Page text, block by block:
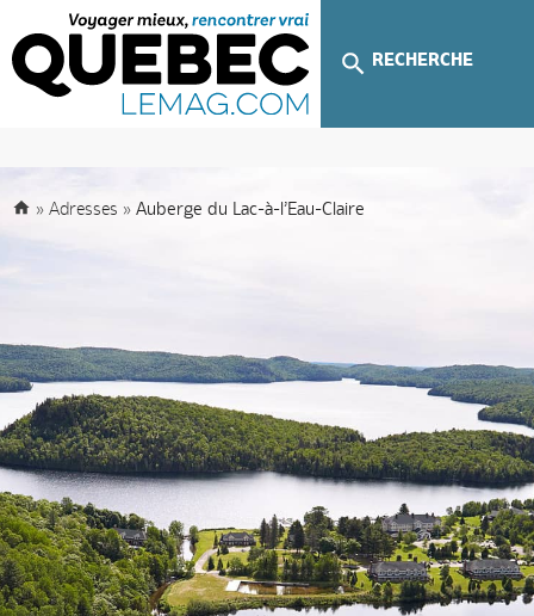
RECHERCHE
» Adresses » Auberge du Lac-à-l’Eau-Claire